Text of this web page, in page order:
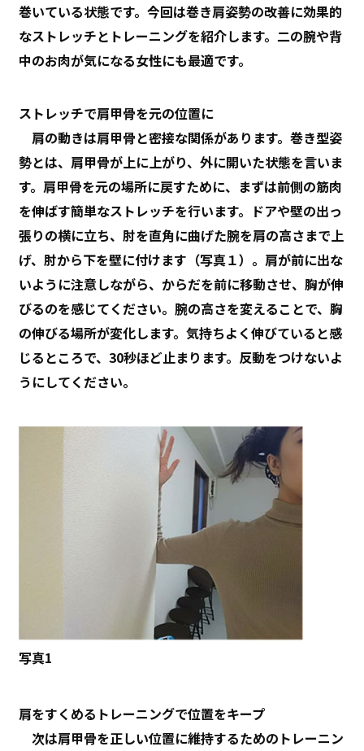
巻いている状態です。今回は巻き肩姿勢の改善に効果的
なストレッチとトレーニングを紹介します。二の腕や背
中のお肉が気になる女性にも最適です。
ストレッチで肩甲骨を元の位置に
肩の動きは肩甲骨と密接な関係があります。巻き型姿
勢とは、肩甲骨が上に上がり、外に開いた状態を言いま
す。肩甲骨を元の場所に戻すために、まずは前側の筋肉
を伸ばす簡単なストレッチを行います。ドアや壁の出っ
張りの横に立ち、肘を直角に曲げた腕を肩の高さまで上
げ、肘から下を壁に付けます（写真１）。肩が前に出な
いように注意しながら、からだを前に移動させ、胸が伸
びるのを感じてください。腕の高さを変えることで、胸
の伸びる場所が変化します。気持ちよく伸びていると感
じるところで、30秒ほど止まります。反動をつけないよ
うにしてください。
写真1
肩をすくめるトレーニングで位置をキープ
次は肩甲骨を正しい位置に維持するためのトレーニン